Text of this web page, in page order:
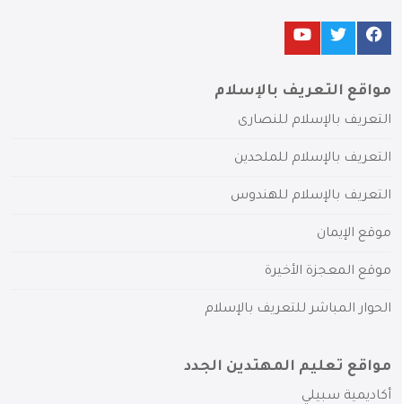
مواقع التعريف بالإسلام
التعريف بالإسلام للنصارى
التعريف بالإسلام للملحدين
التعريف بالإسلام للهندوس
موقع الإيمان
موقع المعجزة الأخيرة
الحوار المباشر للتعريف بالإسلام
مواقع تعليم المهتدين الجدد
أكاديمية سبيلي